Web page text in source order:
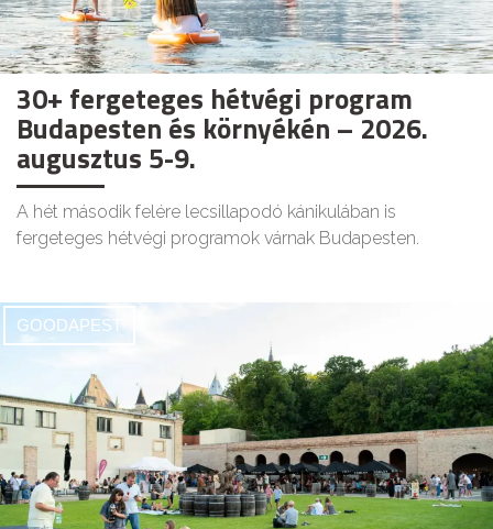
30+ fergeteges hétvégi program
Budapesten és környékén – 2026.
augusztus 5-9.
A hét második felére lecsillapodó kánikulában is
fergeteges hétvégi programok várnak Budapesten.
GOODAPEST